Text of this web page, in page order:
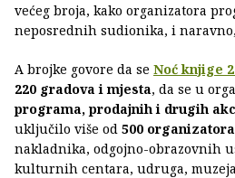
većeg broja, kako organizatora
neposrednih sudionika, i
A brojke govore da se Noć knjige
220 gradova i mjesta, da se u
programa, prodajnih i drugih
uključilo više od 500 organizatora
nakladnika, odgojno-obrazovnih
kulturnih centara, udruga,